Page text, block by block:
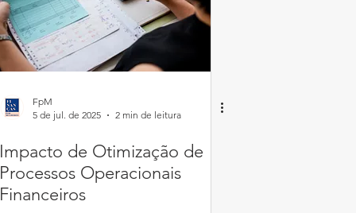
FpM
5 de jul. de 2025
2 min de leitura
Impacto de Otimização de
Processos Operacionais
Financeiros